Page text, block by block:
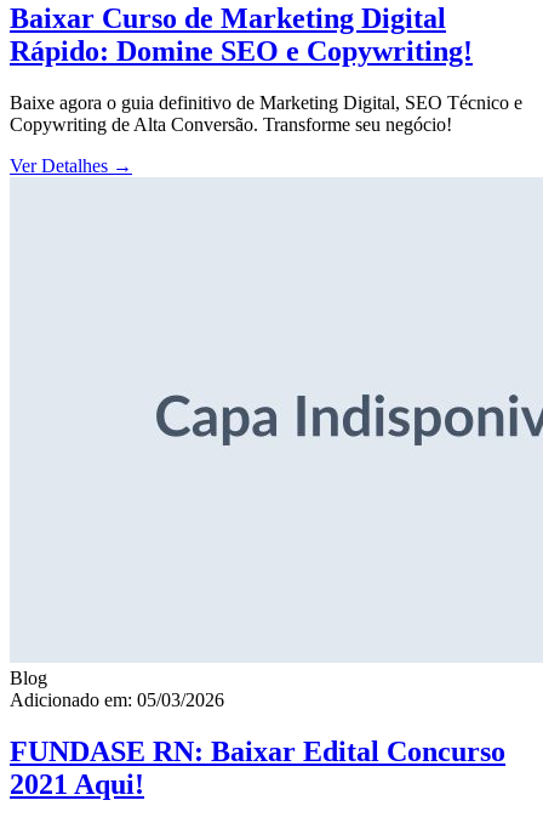
Baixar Curso de Marketing Digital
Rápido: Domine SEO e Copywriting!
Baixe agora o guia definitivo de Marketing Digital, SEO Técnico e
Copywriting de Alta Conversão. Transforme seu negócio!
Ver Detalhes →
Blog
Adicionado em: 05/03/2026
FUNDASE RN: Baixar Edital Concurso
2021 Aqui!